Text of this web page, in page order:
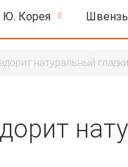
Ю. Корея
натуральный